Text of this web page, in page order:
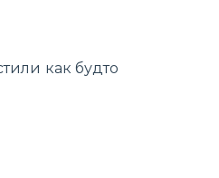
как будто